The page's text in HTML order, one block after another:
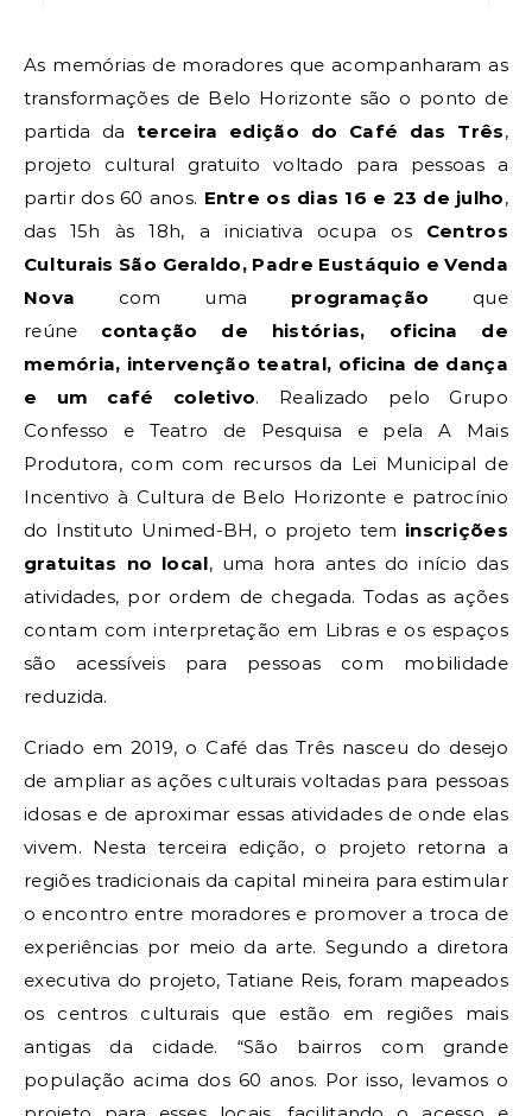
As memórias de moradores que acompanharam as
transformações de Belo Horizonte são o ponto de
partida da terceira edição do Café das Três,
projeto cultural gratuito voltado para pessoas a
partir dos 60 anos. Entre os dias 16 e 23 de julho,
das 15h às 18h, a iniciativa ocupa os Centros
Culturais São Geraldo, Padre Eustáquio e Venda
Nova com uma programação que
reúne contação de histórias, oficina de
memória, intervenção teatral, oficina de dança
e um café coletivo. Realizado pelo Grupo
Confesso e Teatro de Pesquisa e pela A Mais
Produtora, com com recursos da Lei Municipal de
Incentivo à Cultura de Belo Horizonte e patrocínio
do Instituto Unimed-BH, o projeto tem inscrições
gratuitas no local, uma hora antes do início das
atividades, por ordem de chegada. Todas as ações
contam com interpretação em Libras e os espaços
são acessíveis para pessoas com mobilidade
reduzida.
Criado em 2019, o Café das Três nasceu do desejo
de ampliar as ações culturais voltadas para pessoas
idosas e de aproximar essas atividades de onde elas
vivem. Nesta terceira edição, o projeto retorna a
regiões tradicionais da capital mineira para estimular
o encontro entre moradores e promover a troca de
experiências por meio da arte. Segundo a diretora
executiva do projeto, Tatiane Reis, foram mapeados
os centros culturais que estão em regiões mais
antigas da cidade. “São bairros com grande
população acima dos 60 anos. Por isso, levamos o